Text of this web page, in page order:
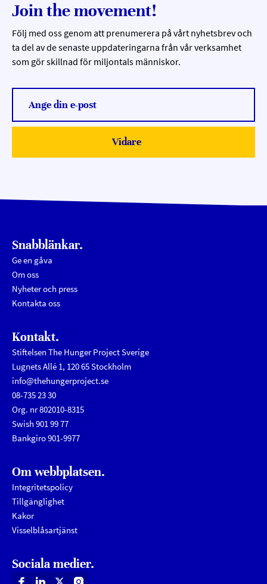
Join the movement!
Följ med oss genom att prenumerera på vårt nyhetsbrev och
ta del av de senaste uppdateringarna från vår verksamhet
som gör skillnad för miljontals människor.
Submit
Vidare
Snabblänkar.
Ge en gåva
Om oss
Nyheter och press
Kontakta oss
Kontakt.
Stiftelsen The Hunger Project Sverige
Lugnets Allé 1, 120 65 Stockholm
info@thehungerproject.se
08-735 23 30
Org. nr 802010-8315
Swish 901 99 77
Bankgiro 901-9977
Om webbplatsen.
Integritetspolicy
Tillgänglighet
Kakor
Visselblåsartjänst
Sociala medier.